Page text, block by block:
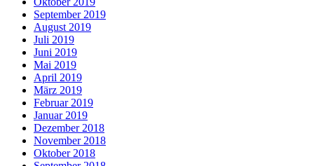
September 2019
August 2019
Juli 2019
Juni 2019
Mai 2019
April 2019
März 2019
Februar 2019
Januar 2019
Dezember 2018
November 2018
Oktober 2018